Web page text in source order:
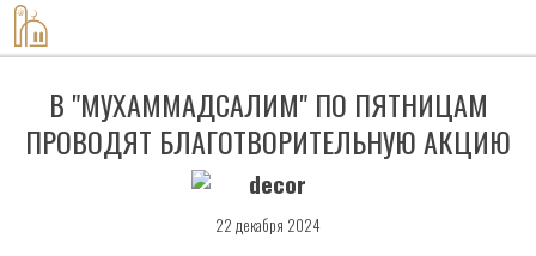
В "МУХАММАДСАЛИМ" ПО ПЯТНИЦАМ
ПРОВОДЯТ БЛАГОТВОРИТЕЛЬНУЮ АКЦИЮ
22 декабря 2024